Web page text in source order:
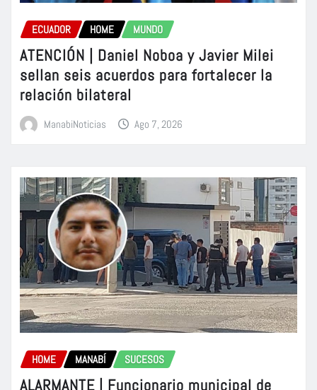
ECUADOR HOME MUNDO
ATENCIÓN | Daniel Noboa y Javier Milei
sellan seis acuerdos para fortalecer la
relación bilateral
ManabiNoticias Ago 7, 2026
HOME MANABÍ SUCESOS
ALARMANTE | Funcionario municipal de